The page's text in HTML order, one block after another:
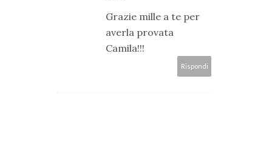
Grazie mille a te per
averla provata
Camila!!!
Rispondi